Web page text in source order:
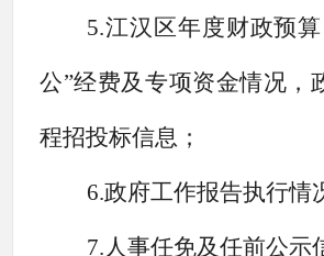
5.江汉区年度财政预
公”经费及专项资金情况，
程招投标信息；
6.政府工作报告执行情
7.人事任免及任前公示